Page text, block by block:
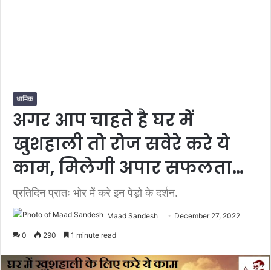
धार्मिक
अगर आप चाहते है घर में
खुशहाली तो रोज सवेरे करे ये
काम, मिलेगी अपार सफलता…
प्रतिदिन प्रातः भोर में करे इन पेड़ो के दर्शन.
Maad Sandesh December 27, 2022
0 290 1 minute read